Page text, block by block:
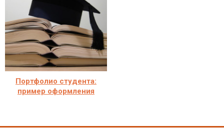
Портфолио студента:
пример оформления